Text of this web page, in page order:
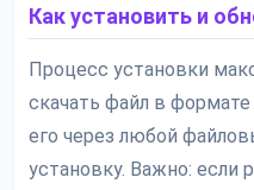
Как установить и
Процесс установки
скачать файл в
его через любой
установку. Важно: если